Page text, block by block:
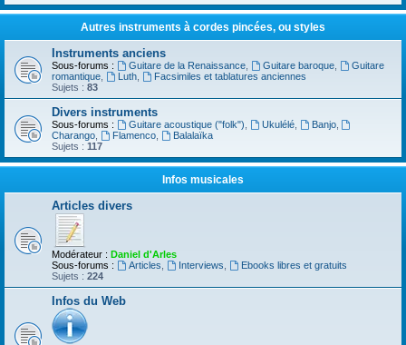
Autres instruments à cordes pincées, ou styles
Instruments anciens
Sous-forums : Guitare de la Renaissance, Guitare baroque,
Guitare
romantique
Luth,
Facsimiles et tablatures anciennes
Sujets : 83
Divers instruments
Sous-forums : Guitare acoustique ("folk") Ukulélé, Banjo,
Charango
Flamenco,
Balalaïka
Sujets : 117
Infos musicales
Articles divers
Modérateur : Daniel d'Arles
Sous-forums :
Articles Interviews
Ebooks libres et gratuits
Sujets : 224
Infos du Web